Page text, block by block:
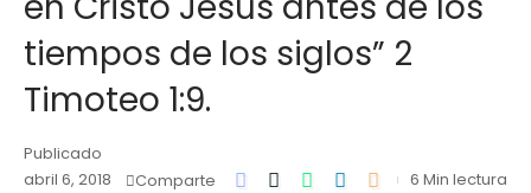
tiempos de los siglos” 2
Timoteo 1:9.
Publicado
abril 6, 2018
Comparte 6 Min lectura